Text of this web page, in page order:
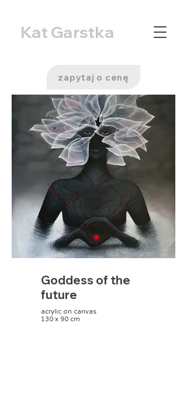
Kat Garstka
zapytaj o cenę
Goddess of the
future
acrylic on canvas
130 x 90 cm